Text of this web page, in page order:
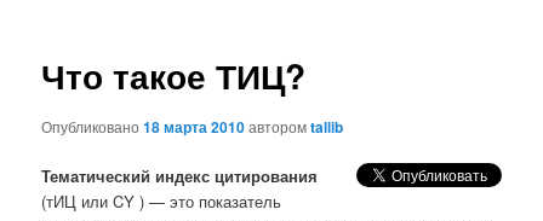
Что такое ТИЦ?
Опубликовано18 марта 2010авторомtallib
Тематический индекс цитирования
(тИЦ или CY ) — это показатель